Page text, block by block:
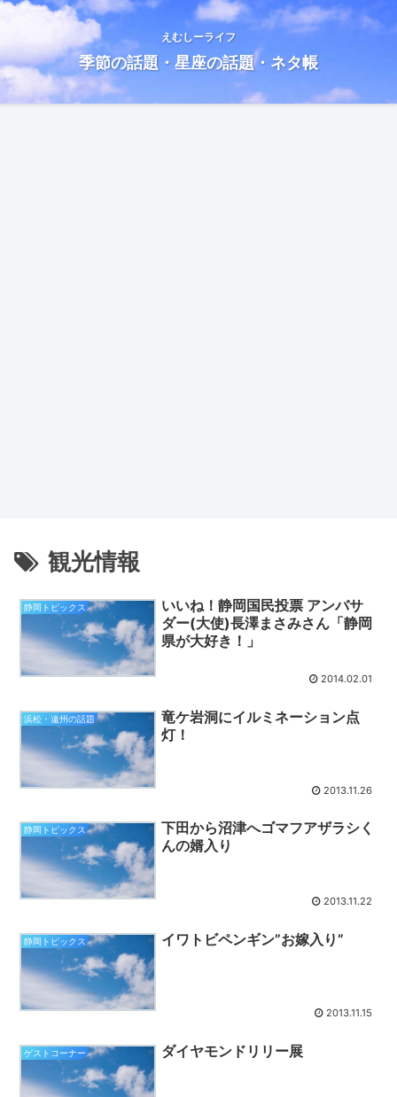
えむしーライフ
季節の話題・星座の話題・ネタ帳
観光情報
静岡トピックス
いいね！静岡国民投票 アンバサ
ダー(大使)長澤まさみさん「静岡
県が大好き！」
2014.02.01
浜松・遠州の話題
竜ケ岩洞にイルミネーション点
灯！
2013.11.26
静岡トピックス
下田から沼津へゴマフアザラシく
んの婿入り
2013.11.22
静岡トピックス イワトビペンギン”お嫁入り”
2013.11.15
ゲストコーナー ダイヤモンドリリー展